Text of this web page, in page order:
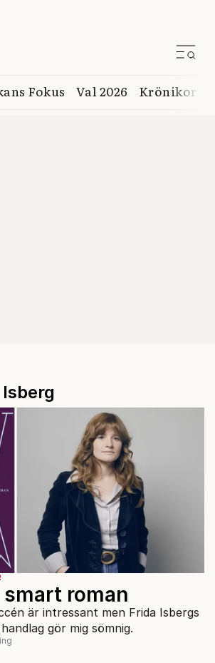
Fokus Val 2026 Krönikor
roman
är intressant men Frida Isbergs
gör mig sömnig.